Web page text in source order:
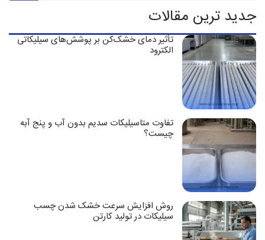
جدید ترین مقالات
تأثیر دمای خشک‌کن بر پوشش‌های سیلیکاتی
الکترود
تفاوت متاسیلیکات سدیم بدون آب و پنج آبه
چیست؟
روش افزایش سرعت خشک شدن چسب
سیلیکات در تولید کارتن